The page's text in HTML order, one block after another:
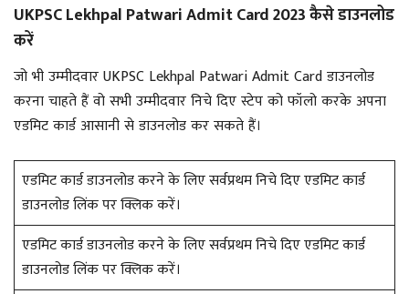
UKPSC Lekhpal Patwari Admit Card 2023 कैसे डाउनलोड
करें
जो भी उम्मीदवार UKPSC Lekhpal Patwari Admit Card डाउनलोड
करना चाहते हैं वो सभी उम्मीदवार निचे दिए स्टेप को फॉलो करके अपना
एडमिट कार्ड आसानी से डाउनलोड कर सकते हैं।
एडमिट कार्ड डाउनलोड करने के लिए सर्वप्रथम निचे दिए एडमिट कार्ड
डाउनलोड लिंक पर क्लिक करें।
एडमिट कार्ड डाउनलोड करने के लिए सर्वप्रथम निचे दिए एडमिट कार्ड
डाउनलोड लिंक पर क्लिक करें।